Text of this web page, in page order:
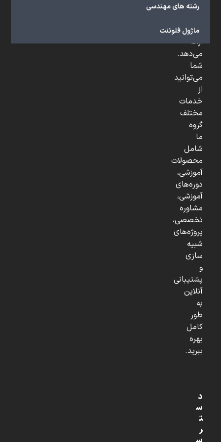
رشته های مهندسی
ماژول فلوئنت
صنعتی
...
ارائه
می‌دهد.
شما
می‌توانید
از
خدمات
مختلف
گروه
ما
شامل
محصولات
آموزشی،
دوره‌های
آموزشی،
مشاوره
تخصصی،
پروژه‌های
شبیه
سازی
و
پشتیبانی
آنلاین
به
طور
کامل
بهره
ببرید.
د
س
ت
ر